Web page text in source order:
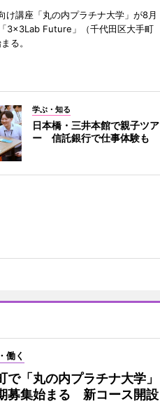
け講座「丸の内プラチナ大学」が8月
3×3Lab Future」（千代田区大手町
る。
学ぶ・知る
日本橋・三井本館で親子ツア
ー 信託銀行で仕事体験も
働く
で「丸の内プラチナ大学」
募集始まる 新コース開設